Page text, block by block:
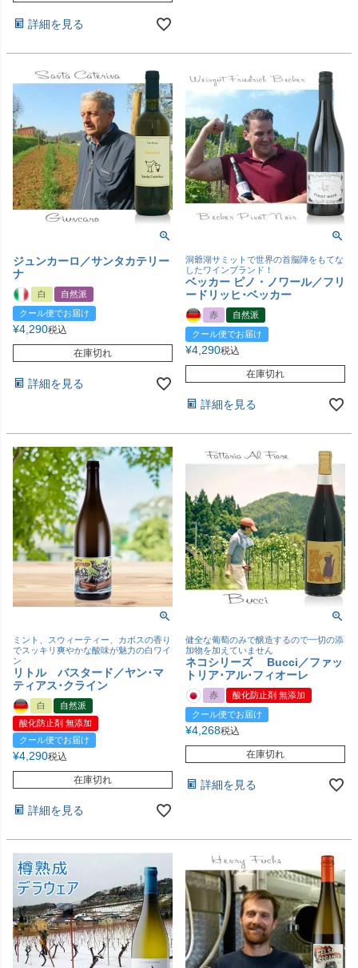
詳細を見る
ジュンカーロ／サンタカテリー
ナ
白
自然派
クール便でお届け
¥4,290税込
在庫切れ
詳細を見る
洞爺湖サミットで世界の首脳陣をもてな
したワインブランド！
ベッカー ピノ・ノワール／フリ
ードリッヒ･ベッカー
赤
自然派
クール便でお届け
¥4,290税込
在庫切れ
詳細を見る
ミント、スウィーティー、カボスの香り
でスッキリ爽やかな酸味が魅力の白ワイ
ン
リトル バスタード／ヤン･マ
ティアス･クライン
白
自然派
酸化防止剤 無添加
クール便でお届け
¥4,290税込
在庫切れ
詳細を見る
健全な葡萄のみで醸造するので一切の添
加物を加えていません
ネコシリーズ Bucci／ファッ
トリア･アル･フィオーレ
赤
酸化防止剤 無添加
クール便でお届け
¥4,268税込
在庫切れ
詳細を見る